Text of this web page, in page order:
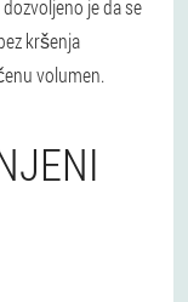
je da se
kršenja
volumen.